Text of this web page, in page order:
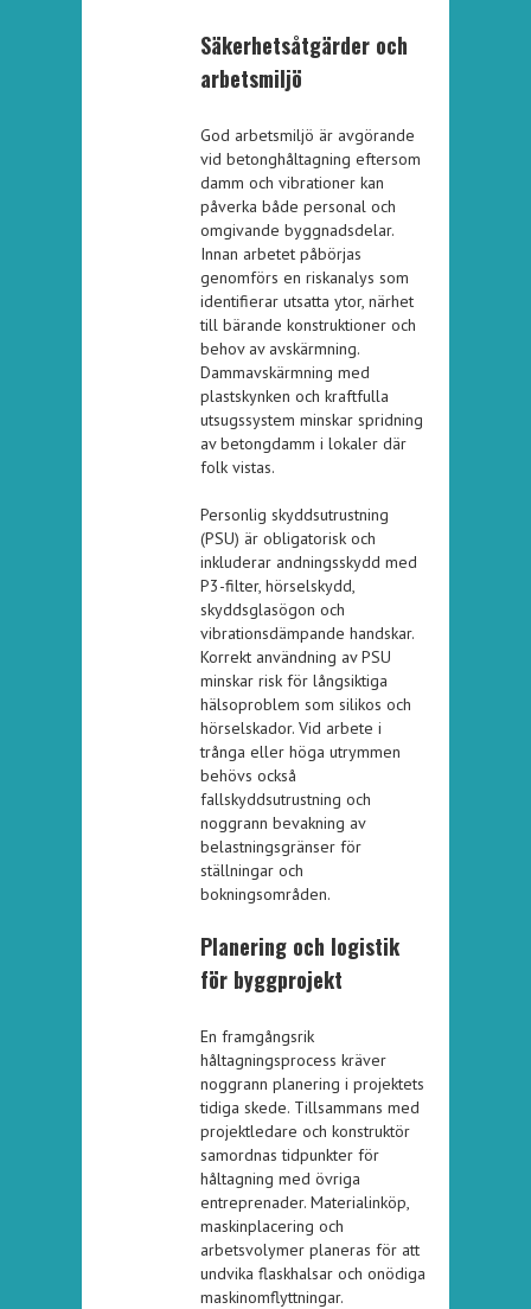
Säkerhetsåtgärder och
arbetsmiljö
God arbetsmiljö är avgörande
vid betonghåltagning eftersom
damm och vibrationer kan
påverka både personal och
omgivande byggnadsdelar.
Innan arbetet påbörjas
genomförs en riskanalys som
identifierar utsatta ytor, närhet
till bärande konstruktioner och
behov av avskärmning.
Dammavskärmning med
plastskynken och kraftfulla
utsugssystem minskar spridning
av betongdamm i lokaler där
folk vistas.
Personlig skyddsutrustning
(PSU) är obligatorisk och
inkluderar andningsskydd med
P3-filter, hörselskydd,
skyddsglasögon och
vibrationsdämpande handskar.
Korrekt användning av PSU
minskar risk för långsiktiga
hälsoproblem som silikos och
hörselskador. Vid arbete i
trånga eller höga utrymmen
behövs också
fallskyddsutrustning och
noggrann bevakning av
belastningsgränser för
ställningar och
bokningsområden.
Planering och logistik
för byggprojekt
En framgångsrik
håltagningsprocess kräver
noggrann planering i projektets
tidiga skede. Tillsammans med
projektledare och konstruktör
samordnas tidpunkter för
håltagning med övriga
entreprenader. Materialinköp,
maskinplacering och
arbetsvolymer planeras för att
undvika flaskhalsar och onödiga
maskinomflyttningar.